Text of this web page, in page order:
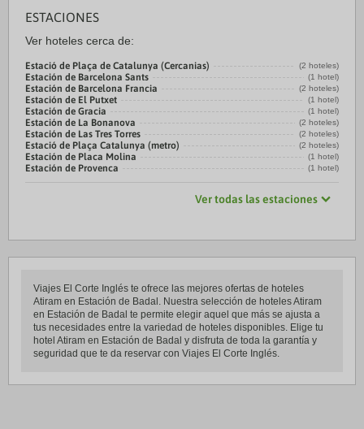
ESTACIONES
Ver hoteles cerca de:
Estació de Plaça de Catalunya (Cercanias) (2 hoteles)
Estación de Barcelona Sants (1 hotel)
Estación de Barcelona Francia (2 hoteles)
Estación de El Putxet (1 hotel)
Estación de Gracia (1 hotel)
Estación de La Bonanova (2 hoteles)
Estación de Las Tres Torres (2 hoteles)
Estació de Plaça Catalunya (metro) (2 hoteles)
Estación de Placa Molina (1 hotel)
Estación de Provenca (1 hotel)
Ver todas las estaciones
Viajes El Corte Inglés te ofrece las mejores ofertas de hoteles
Atiram en Estación de Badal. Nuestra selección de hoteles Atiram
en Estación de Badal te permite elegir aquel que más se ajusta a
tus necesidades entre la variedad de hoteles disponibles. Elige tu
hotel Atiram en Estación de Badal y disfruta de toda la garantía y
seguridad que te da reservar con Viajes El Corte Inglés.